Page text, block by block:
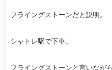
フライングストーンだと説明。
シャトレ駅で下車。
フライングストーンと言いなが